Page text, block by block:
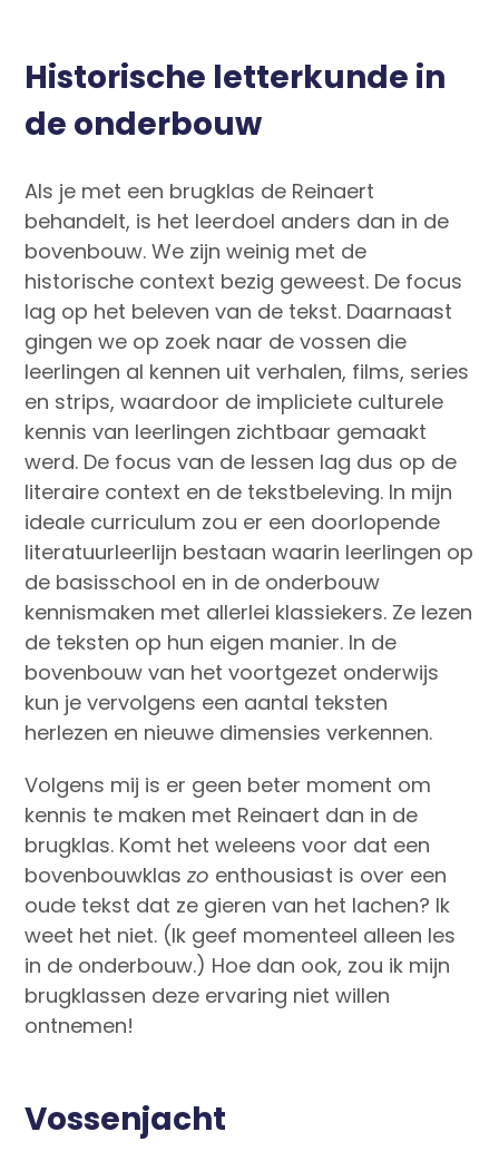
Historische letterkunde in
de onderbouw
Als je met een brugklas de Reinaert
behandelt, is het leerdoel anders dan in de
bovenbouw. We zijn weinig met de
historische context bezig geweest. De focus
lag op het beleven van de tekst. Daarnaast
gingen we op zoek naar de vossen die
leerlingen al kennen uit verhalen, films, series
en strips, waardoor de impliciete culturele
kennis van leerlingen zichtbaar gemaakt
werd. De focus van de lessen lag dus op de
literaire context en de tekstbeleving. In mijn
ideale curriculum zou er een doorlopende
literatuurleerlijn bestaan waarin leerlingen op
de basisschool en in de onderbouw
kennismaken met allerlei klassiekers. Ze lezen
de teksten op hun eigen manier. In de
bovenbouw van het voortgezet onderwijs
kun je vervolgens een aantal teksten
herlezen en nieuwe dimensies verkennen.
Volgens mij is er geen beter moment om
kennis te maken met Reinaert dan in de
brugklas. Komt het weleens voor dat een
bovenbouwklaszo enthousiast is over een
oude tekst dat ze gieren van het lachen? Ik
weet het niet. (Ik geef momenteel alleen les
in de onderbouw.) Hoe dan ook, zou ik mijn
brugklassen deze ervaring niet willen
ontnemen!
Vossenjacht